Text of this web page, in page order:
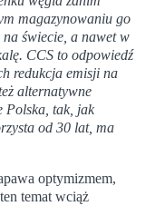
magazynowaniu go
świecie, a nawet w
CCS to odpowiedź
redukcja emisji na
alternatywne
Polska, tak, jak
od 30 lat, ma
optymizmem,
temat wciąż